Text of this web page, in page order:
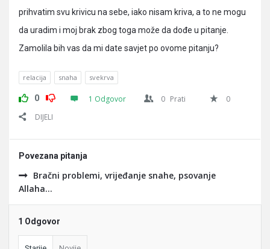
prihvatim svu krivicu na sebe, iako nisam kriva, a to ne mogu
da uradim i moj brak zbog toga može da dođe u pitanje.
Zamolila bih vas da mi date savjet po ovome pitanju?
relacija snaha svekrva
0 1 Odgovor 0 Prati
0
DIJELI
Povezana pitanja
Bračni problemi, vrijeđanje snahe, psovanje
Allaha...
1 Odgovor